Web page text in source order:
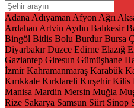
Adana Adıyaman Afyon Ağrı
Ardahan Artvin Aydın Balıkesir
Bingöl Bitlis Bolu Burdur Bursa
Diyarbakır Düzce Edirne Elazığ
Gaziantep Giresun Gümüşhane
İzmir Kahramanmaraş Karabük
Kırıkkale Kırklareli Kırşehir Kilis
Manisa Mardin Mersin Muğla
Rize Sakarya Samsun Siirt Sinop